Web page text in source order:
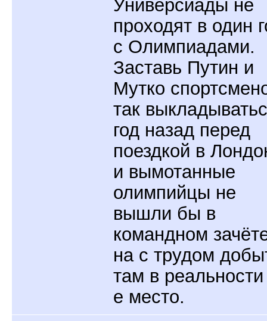
Универсиады не
проходят в один
с Олимпиадами.
Заставь Путин и
Мутко
так
год назад перед
поездкой в
и вымотанные
олимпийцы не
вышли бы в
командном
на с трудом
там в
е место.